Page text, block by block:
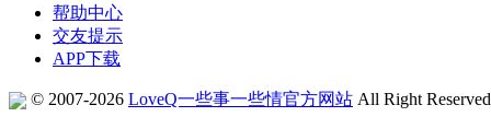
帮助中心
交友提示
APP下载
© 2007-2026 LoveQ一些事一些情官方网站 All Right